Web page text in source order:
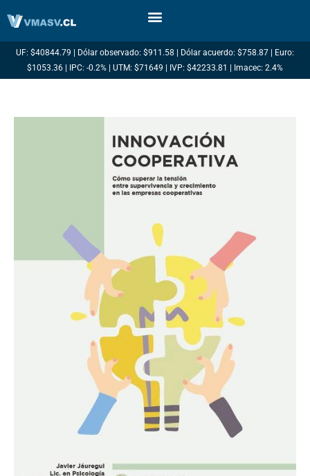
UF: $40844.79 | Dólar observado: $911.58 | Dólar acuerdo: $758.87 | Euro:
$1053.36 | IPC: -0.2% | UTM: $71649 | IVP: $42233.81 | Imacec: 2.4%